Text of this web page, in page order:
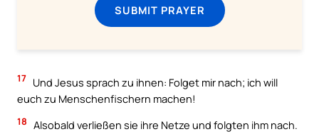
SUBMIT PRAYER
17 Und Jesus sprach zu ihnen: Folget mir nach; ich will
euch zu Menschenfischern machen!
18 Alsobald verließen sie ihre Netze und folgten ihm nach.